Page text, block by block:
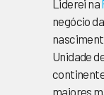
Liderei na
negócio
Unidade
maiores